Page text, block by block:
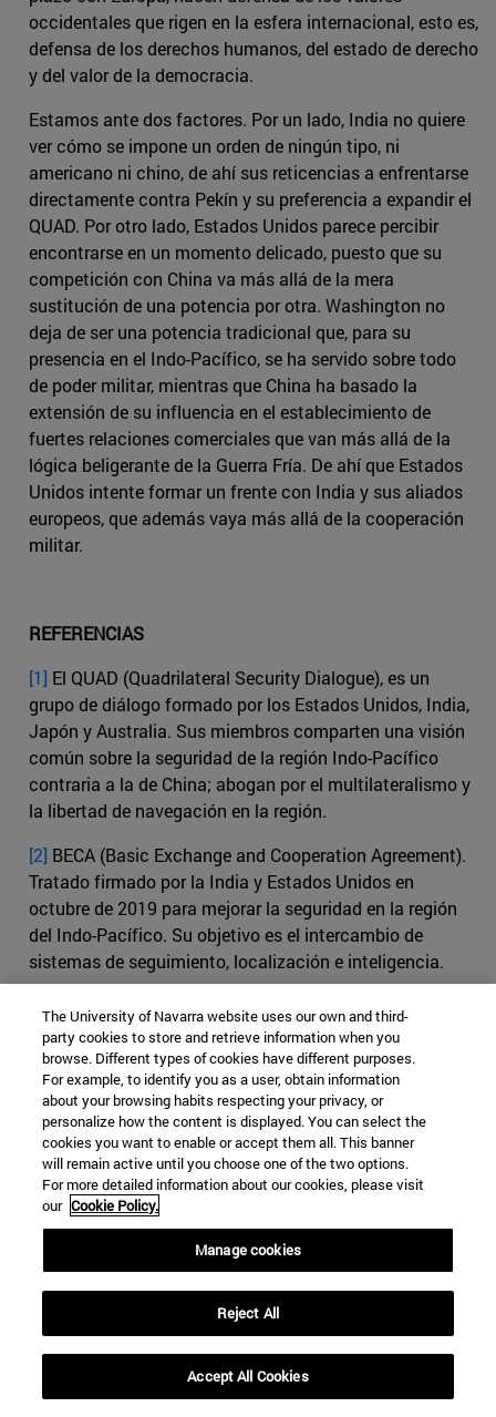
occidentales que rigen en la esfera internacional, esto es,
defensa de los derechos humanos, del estado de derecho
y del valor de la democracia.
Estamos ante dos factores. Por un lado, India no quiere
ver cómo se impone un orden de ningún tipo, ni
americano ni chino, de ahí sus reticencias a enfrentarse
directamente contra Pekín y su preferencia a expandir el
QUAD. Por otro lado, Estados Unidos parece percibir
encontrarse en un momento delicado, puesto que su
competición con China va más allá de la mera
sustitución de una potencia por otra. Washington no
deja de ser una potencia tradicional que, para su
presencia en el Indo-Pacífico, se ha servido sobre todo
de poder militar, mientras que China ha basado la
extensión de su influencia en el establecimiento de
fuertes relaciones comerciales que van más allá de la
lógica beligerante de la Guerra Fría. De ahí que Estados
Unidos intente formar un frente con India y sus aliados
europeos, que además vaya más allá de la cooperación
militar.
REFERENCIAS
[1] El QUAD (Quadrilateral Security Dialogue), es un
grupo de diálogo formado por los Estados Unidos, India,
Japón y Australia. Sus miembros comparten una visión
común sobre la seguridad de la región Indo-Pacífico
contraria a la de China; abogan por el multilateralismo y
la libertad de navegación en la región.
[2] BECA (Basic Exchange and Cooperation Agreement).
Tratado firmado por la India y Estados Unidos en
octubre de 2019 para mejorar la seguridad en la región
del Indo-Pacífico. Su objetivo es el intercambio de
sistemas de seguimiento, localización e inteligencia.
[3]Chilamkuri Raja Mohan, "Trilateral
Perspective".Chinawatch. Conecting
Thinkers..http://www.chinawatch.cn/a/202102/05/WS
60349146a310acc46eb43e2d.html, (accedido el 5 de
febrero de 2021),
[4]Tanvi Madan,”India and the Biden Administration:
Consolidating and Rebalancing Ties,” en Tanvi
Madan, “India And The Biden Administration:
Consolidating And Rebalancing Ties”,.German Marshal
States.https://www.gmfus.org/blog/2021/02/11/india-
and-biden-administration-consolidating-and-rebalancing-
ties, (accedido el 11 de febrero de 2021).
Darshana Baruah, Frédéric Grére, y Nilanthi
The University of Navarra website uses our own and third-
party cookies to store and retrieve information when you
browse. Different types of cookies have different purposes.
For example, to identify you as a user, obtain information
about your browsing habits respecting your privacy, or
personalize how the content is displayed. You can select the
cookies you want to enable or accept them all. This banner
will remain active until you choose one of the two options.
For more detailed information about our cookies, please visit
our Cookie Policy.
Manage cookies
Reject All
Accept All Cookies